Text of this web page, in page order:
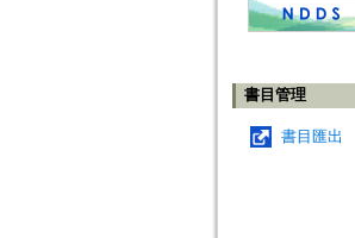
書目管理
書目匯出